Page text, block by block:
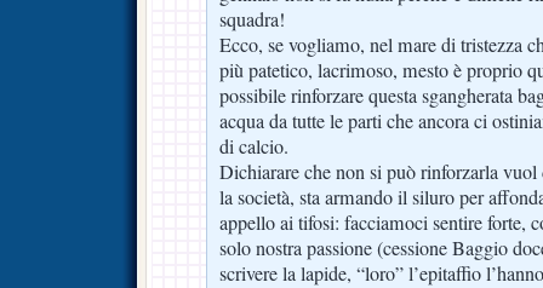
squadra!
Ecco, se vogliamo, nel mare di tristezza
più patetico, lacrimoso, mesto è proprio
possibile rinforzare questa sgangherata
acqua da tutte le parti che ancora ci
di calcio.
Dichiarare che non si può rinforzarla vuol
la società, sta armando il siluro per
appello ai tifosi: facciamoci sentire forte,
solo nostra passione (cessione Baggio
scrivere la lapide, “loro” l’epitaffio